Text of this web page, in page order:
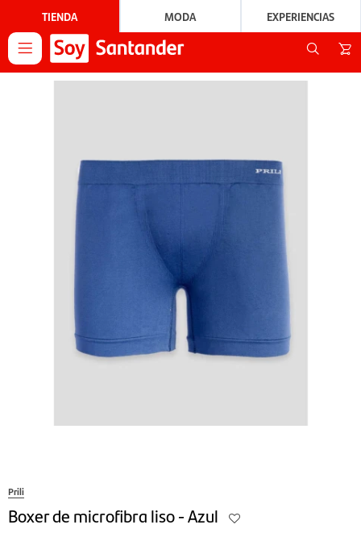
TIENDA MODA EXPERIENCIAS

Prili
Boxer de microfibra liso - Azul